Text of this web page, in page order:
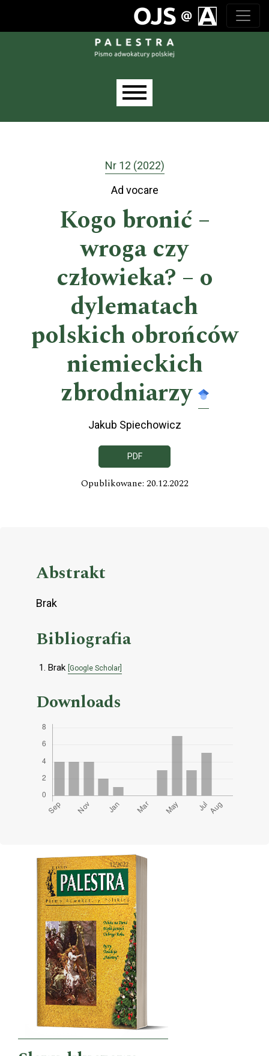
Nr 12 (2022)
Ad vocare
Kogo bronić –
wroga czy
człowieka? – o
dylematach
polskich obrońców
niemieckich
zbrodniarzy
Jakub Spiechowicz
PDF
Opublikowane: 20.12.2022
Abstrakt
Brak
Bibliografia
Brak [Google Scholar]
Downloads
Cover image